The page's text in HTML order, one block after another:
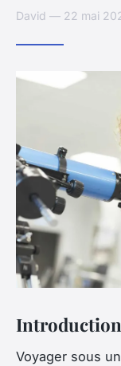
David — 22 mai
Introduction
Voyager sous un